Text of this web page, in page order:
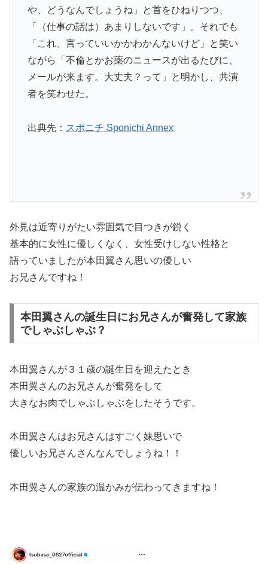
や、どうなんでしょうね」と首をひねりつつ、
「（仕事の話は）あまりしないです」。それでも
「これ、言っていいかかわかんないけど」と笑い
ながら「不倫とかお薬のニュースが出るたびに、
メールが来ます。大丈夫？って」と明かし、共演
者を笑わせた。
出典先： スポニチ Sponichi Annex
外見は近寄りがたい雰囲気で目つきが鋭く
基本的に女性に優しくなく、女性受けしない性格と
語っていましたが本田翼さん思いの優しい
お兄さんですね！
本田翼さんの誕生日にお兄さんが奮発して家族
でしゃぶしゃぶ？
本田翼さんが３１歳の誕生日を迎えたとき
本田翼さんのお兄さんが奮発をして
大きなお肉でしゃぶしゃぶをしたそうです。
本田翼さんはお兄さんはすごく妹思いで
優しいお兄さんさんなんでしょうね！！
本田翼さんの家族の温かみが伝わってきますね！